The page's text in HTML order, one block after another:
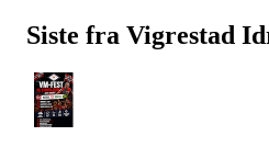
Siste fra Vigrestad